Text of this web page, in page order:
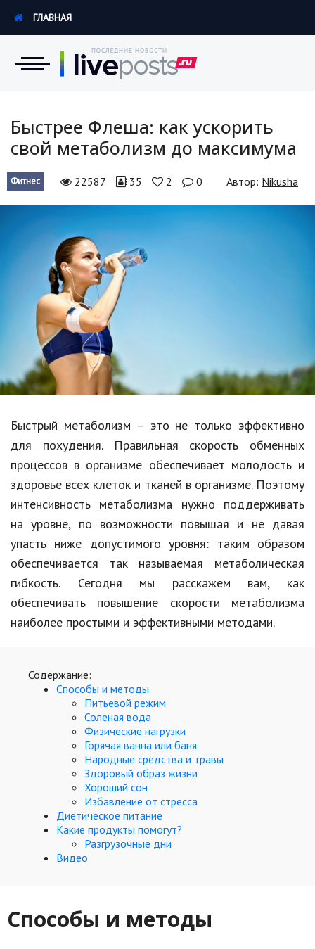
Экономика
Происшествия
Hi-Tech. Интернет
Россия
Наука и техника
Политика
Образование
В мире
Культура
Спорт
Знаменитости
Статьи
Обзоры
Рецепты
Красота и здоровье
Hi-Tech. Интернет
Дом и сад
Недвижимость
Спорт и фитнес
Психология и отношения
Творчество и рукоделие
Разное
Работа и бизнес
Еда и напитки
ГЛАВНАЯ
Быстрее Флеша: как ускорить
свой метаболизм до максимума
Фитнес 22587 35 2 0 Автор: Nikusha
Быстрый метаболизм – это не только эффективно
для похудения. Правильная скорость
обменных
процессов в организме обеспечивает молодость и
здоровье всех клеток и тканей в организме. Поэтому
интенсивность метаболизма нужно поддерживать
на уровне, по возможности повышая и не давая
упасть ниже допустимого уровня: таким образом
обеспечивается так называемая
метаболическая
гибкость.
Сегодня мы расскажем вам, как
обеспечивать
повышение скорости
метаболизма
наиболее простыми и эффективными методами.
Содержание:
Способы и методы
Питьевой режим
Соленая вода
Физические нагрузки
Горячая ванна или баня
Народные средства и травы
Здоровый образ жизни
Хороший сон
Избавление от стресса
Диетическое питание
Какие продукты помогут?
Разгрузочные дни
Видео
Способы и методы